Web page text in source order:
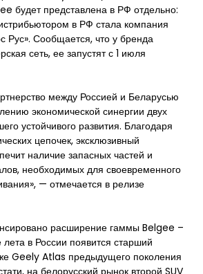
будет представлена в РФ отдельно:
в РФ стала компания
Сообщается, что у бренда
сеть, ее запустят с 1 июля
между Россией и Беларусью
экономической синергии двух
устойчивого развития. Благодаря
цепочек, эксклюзивный
наличие запасных частей и
необходимых для своевременного
— отмечается в релизе
расширение гаммы Belgee –
в России появится старший
Geely Atlas предыдущего поколения
на белорусский рынок второй SUV